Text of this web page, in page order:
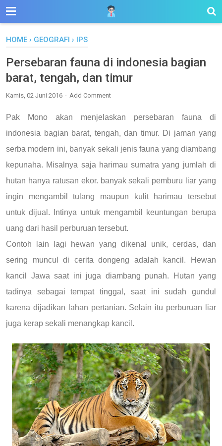
HOME › GEOGRAFI › IPS
Persebaran fauna di indonesia bagian
barat, tengah, dan timur
Kamis, 02 Juni 2016 Add Comment
Pak Mono akan menjelaskan persebaran fauna di
indonesia bagian barat, tengah, dan timur. Di jaman yang
serba modern ini, banyak sekali jenis fauna yang diambang
kepunaha. Misalnya saja harimau sumatra yang jumlah di
hutan hanya ratusan ekor. banyak sekali pemburu liar yang
ingin mengambil tulang maupun kulit harimau tersebut
untuk dijual. Intinya untuk mengambil keuntungan berupa
uang dari hasil perburuan tersebut.
Contoh lain lagi hewan yang dikenal unik, cerdas, dan
sering muncul di cerita dongeng adalah kancil. Hewan
kancil Jawa saat ini juga diambang punah. Hutan yang
tadinya sebagai tempat tinggal, saat ini sudah gundul
karena dijadikan lahan pertanian. Selain itu perburuan liar
juga kerap sekali menangkap kancil.